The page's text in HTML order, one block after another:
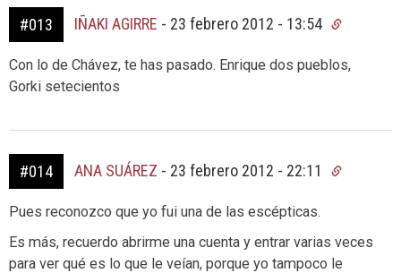
#013 IÑAKI AGIRRE - 23 febrero 2012 - 13:54
Con lo de Chávez, te has pasado. Enrique dos pueblos,
Gorki setecientos
#014 ANA SUÁREZ - 23 febrero 2012 - 22:11
Pues reconozco que yo fui una de las escépticas.
Es más, recuerdo abrirme una cuenta y entrar varias veces
para ver qué es lo que le veían, porque yo tampoco le